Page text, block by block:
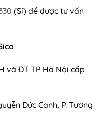
(Sỉ) để được tư vấn
và ĐT TP Hà Nội cấp
Đức Cảnh, P. Tương